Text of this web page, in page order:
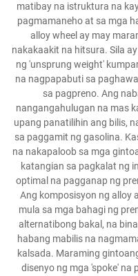
matibay na istruktura na
pagmamaneho at sa mga
alloy wheel ay may
nakakaakit na hitsura. Sila
ng 'unsprung weight'
na nagpapabuti sa
sa pagpreno. Ang
nangangahulugan na mas
upang panatilihin ang bilis,
sa paggamit ng gasolina.
na nakapaloob sa mga
katangian sa pagkalat ng
optimal na pagganap ng
Ang komposisyon ng alloy
mula sa mga bahagi ng
alternatibong bakal, na
habang mabilis na
kalsada. Maraming
disenyo ng mga 'spoke'